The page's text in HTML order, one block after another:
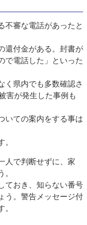
不審な電話があったと
還付金がある。封書が
で電話した」といった
く県内でも多数確認さ
害が発生した事例も
いての案内をする事は
。
人で判断せずに、家
。
ておき、知らない番号
う。警告メッセージ付
。